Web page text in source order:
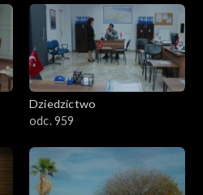
Dziedzictwo
odc. 959